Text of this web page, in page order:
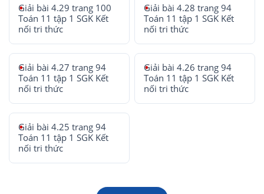
Giải bài 4.29 trang 100
Toán 11 tập 1 SGK Kết
nối tri thức
Giải bài 4.28 trang 94
Toán 11 tập 1 SGK Kết
nối tri thức
Giải bài 4.27 trang 94
Toán 11 tập 1 SGK Kết
nối tri thức
Giải bài 4.26 trang 94
Toán 11 tập 1 SGK Kết
nối tri thức
Giải bài 4.25 trang 94
Toán 11 tập 1 SGK Kết
nối tri thức